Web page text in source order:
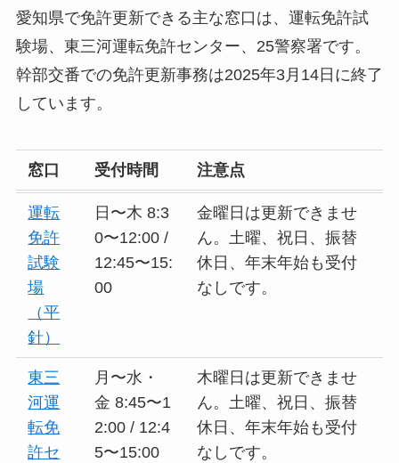
愛知県で免許更新できる主な窓口は、運転免許試
験場、東三河運転免許センター、25警察署です。
幹部交番での免許更新事務は2025年3月14日に終了
しています。
窓口 受付時間 注意点
運転
免許
試験
場
（平
針）
日〜木 8:3
0〜12:00 /
12:45〜15:
00
金曜日は更新できませ
ん。土曜、祝日、振替
休日、年末年始も受付
なしです。
東三
河運
転免
許セ
月〜水・
金 8:45〜1
2:00 / 12:4
5〜15:00
木曜日は更新できませ
ん。土曜、祝日、振替
休日、年末年始も受付
なしです。